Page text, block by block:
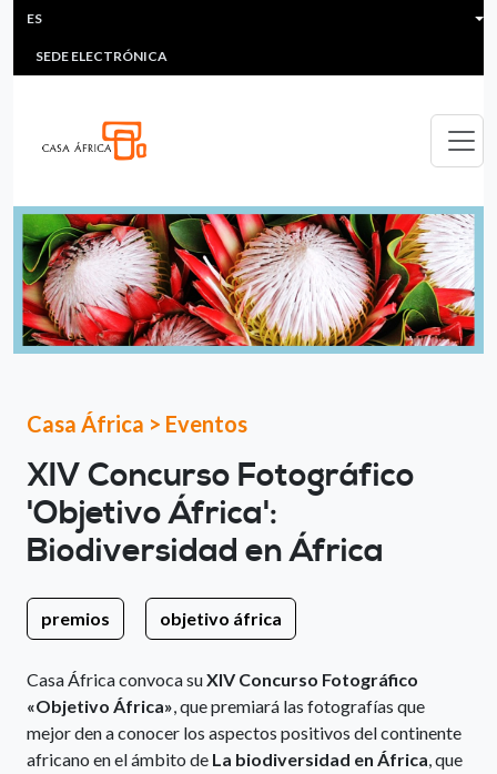
Pasar al contenido principal
HEADER MENU
MULTIMEDIA
SEDE ELECTRÓNICA
ES
Casa África > Eventos
XIV Concurso Fotográfico
'Objetivo África':
Biodiversidad en África
premios objetivo áfrica
Casa África convoca suXIV Concurso Fotográfico
«Objetivo África», que premiará las fotografías que
mejor den a conocer los aspectos positivos del continente
africano en el ámbito de La biodiversidad en África, que